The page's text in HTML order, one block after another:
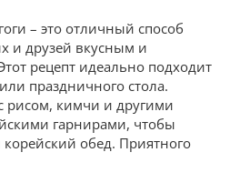
– это отличный способ
и друзей вкусным и
рецепт идеально подходит
праздничного стола.
рисом, кимчи и другими
гарнирами, чтобы
обед. Приятного